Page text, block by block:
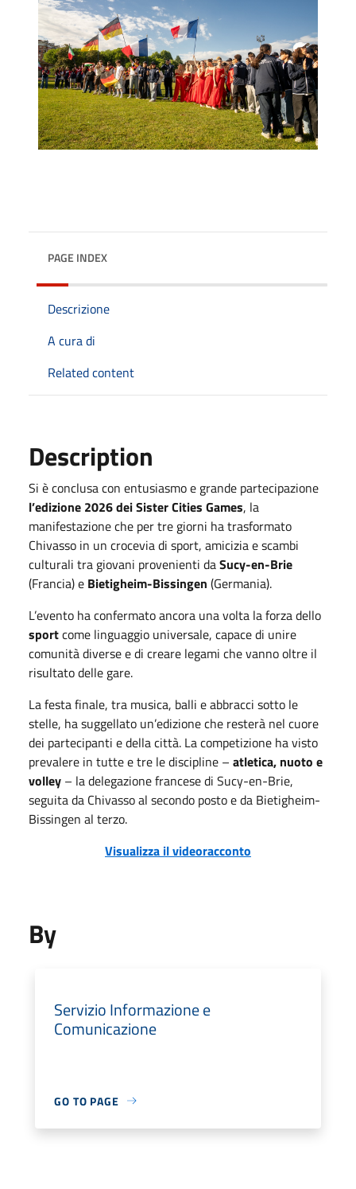
PAGE INDEX
Descrizione
A cura di
Related content
Description
Si è conclusa con entusiasmo e grande partecipazione
l’edizione 2026 dei Sister Cities Games, la
manifestazione che per tre giorni ha trasformato
Chivasso in un crocevia di sport, amicizia e scambi
culturali tra giovani provenienti daSucy-en-Brie
(Francia) e Bietigheim-Bissingen (Germania).
L’evento ha confermato ancora una volta la forza dello
sportcome linguaggio universale, capace di unire
comunità diverse e di creare legami che vanno oltre il
risultato delle gare.
La festa finale, tra musica, balli e abbracci sotto le
stelle, ha suggellato un’edizione che resterà nel cuore
dei partecipanti e della città. La competizione ha visto
prevalere in tutte e tre le discipline – atletica, nuoto e
volley – la delegazione francese di Sucy-en-Brie,
seguita da Chivasso al secondo posto e da Bietigheim-
Bissingen al terzo.
Visualizza il videoracconto
By
Servizio Informazione e
Comunicazione
GO TO PAGE